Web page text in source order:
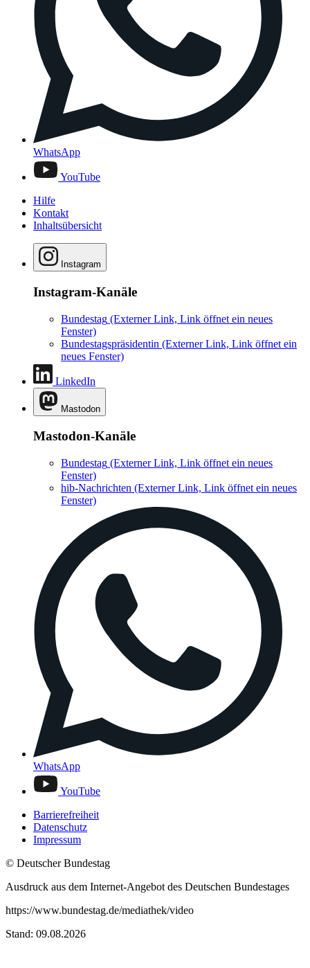
WhatsApp
YouTube
Hilfe
Kontakt
Inhaltsübersicht
Instagram
Instagram-Kanäle
Bundestag (Externer Link, Link öffnet ein neues
Fenster)
Bundestagspräsidentin (Externer Link, Link öffnet ein
neues Fenster)
LinkedIn
Mastodon
Mastodon-Kanäle
Bundestag (Externer Link, Link öffnet ein neues
Fenster)
hib-Nachrichten (Externer Link, Link öffnet ein neues
Fenster)
WhatsApp
YouTube
Barrierefreiheit
Datenschutz
Impressum
© Deutscher Bundestag
Ausdruck aus dem Internet-Angebot des Deutschen Bundestages
https://www.bundestag.de/mediathek/video
Stand: 09.08.2026